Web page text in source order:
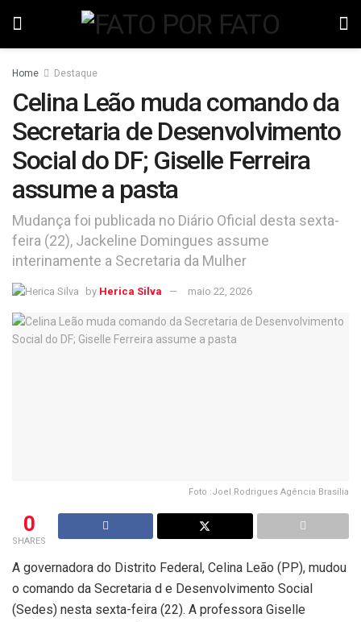
Home Destaque
Celina Leão muda comando da
Secretaria de Desenvolvimento
Social do DF; Giselle Ferreira
assume a pasta
Mudança foi publicada no Diário Oficial desta sexta-
feira (22), Jackeline Domingues assume
interinamente a Secretaria da Mulher
by Herica Silva maio 22, 2026
Foto :Joel Rodrigues Agência Brasília
0
SHARES
A governadora do Distrito Federal, Celina Leão (PP), mudou
o comando da Secretaria d e Desenvolvimento Social
(Sedes) nesta sexta-feira (22). A professora Giselle